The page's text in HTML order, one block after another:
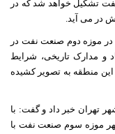
تشکیل خواهد شد که در
در می آید.
موزه دوم صنعت نفت در
و مدارک تاریخی، شرایط
منطقه به تصویر کشیده
تهران خبر داد و گفت: با
موزه سوم صنعت نفت با